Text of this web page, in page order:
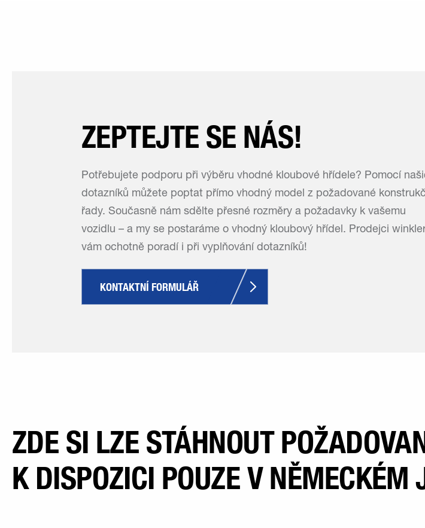
ZEPTEJTE SE NÁS!
Potřebujete podporu při výběru vhodné kloubové hřídele? Pomocí
dotazníků můžete poptat přímo vhodný model z požadované
řady. Současně nám sdělte přesné rozměry a požadavky k vašemu
vozidlu – a my se postaráme o vhodný kloubový hřídel. Prodejci
vám ochotně poradí i při vyplňování dotazníků!
KONTAKTNÍ FORMULÁŘ
ZDE SI LZE STÁHNOUT
K DISPOZICI POUZE V NĚMECKÉM